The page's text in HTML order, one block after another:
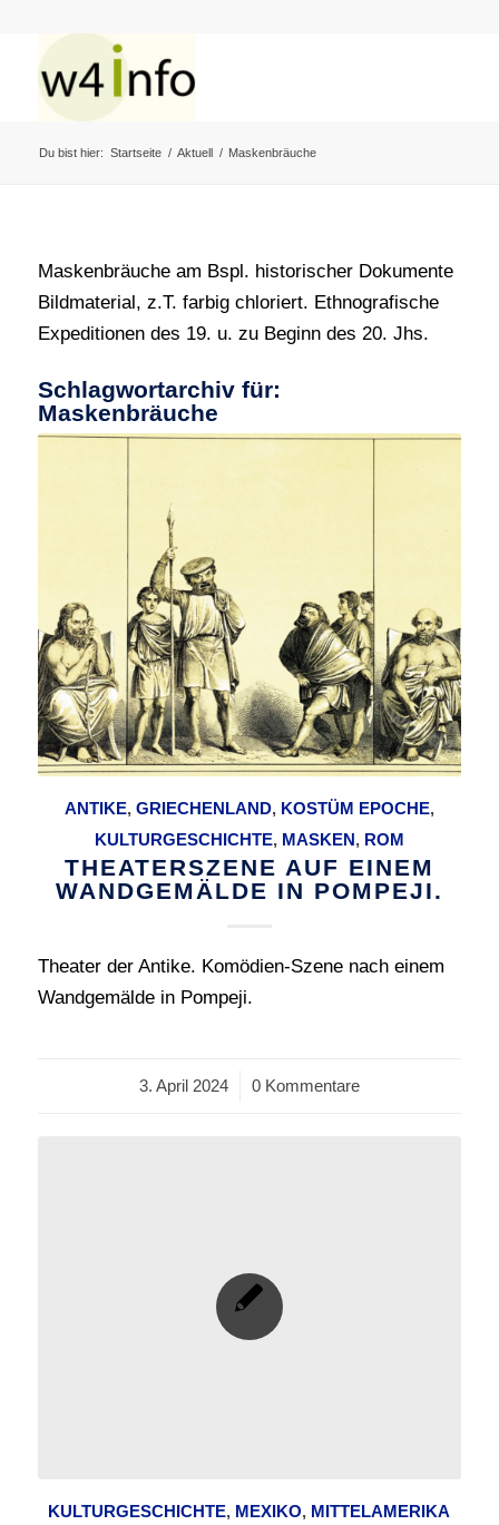
Du bist hier: Startseite / Aktuell / Maskenbräuche
Maskenbräuche am Bspl. historischer Dokumente
Bildmaterial, z.T. farbig chloriert. Ethnografische
Expeditionen des 19. u. zu Beginn des 20. Jhs.
Schlagwortarchiv für:
Maskenbräuche
ANTIKE, GRIECHENLAND, KOSTÜM EPOCHE,
KULTURGESCHICHTE, MASKEN, ROM
THEATERSZENE AUF EINEM
WANDGEMÄLDE IN POMPEJI.
Theater der Antike. Komödien-Szene nach einem
Wandgemälde in Pompeji.
3. April 2024
/ 0 Kommentare
KULTURGESCHICHTE, MEXIKO, MITTELAMERIKA